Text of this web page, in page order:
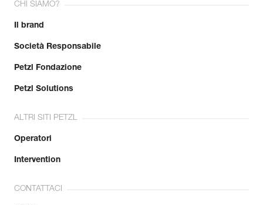
CHI SIAMO?
Il brand
Società Responsabile
Petzl Fondazione
Petzl Solutions
ALTRI SITI PETZL
Operatori
Intervention
CONTATTACI